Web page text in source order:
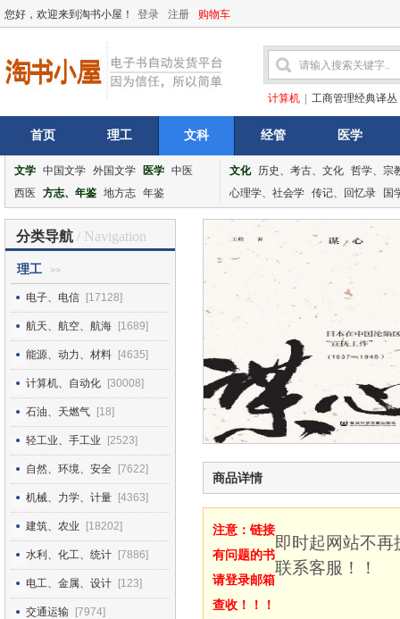
您好，欢迎来到淘书小屋！ 登录 注册 购物车
计算机 工商管理经典译丛
首页 理工 文科 经管 医学
文学 中国文学 外国文学 医学 中医
西医
方志、年鉴 地方志 年鉴
文化 历史、考古、文化 哲学、宗
心理学、社会学 传记、回忆录 国
分类导航 / Navigation
理工 >>
电子、电信 [17128]
航天、航空、航海 [1689]
能源、动力、材料 [4635]
计算机、自动化 [30008]
石油、天燃气 [18]
轻工业、手工业 [2523]
自然、环境、安全 [7622]
机械、力学、计量 [4363]
建筑、农业 [18202]
水利、化工、统计 [7886]
电工、金属、设计 [123]
交通运输 [7974]
商品详情
注意：链接
有问题的书
请登录邮箱
查收！！！
即时起网站不
联系客服！！